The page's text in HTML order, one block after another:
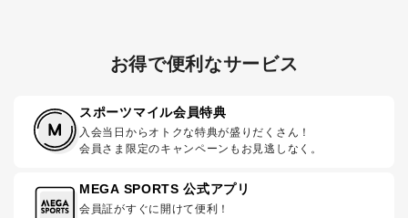
お得で便利なサービス
スポーツマイル会員特典
入会当日からオトクな特典が盛りだくさん！
会員さま限定のキャンペーンもお見逃しなく。
MEGA SPORTS 公式アプリ
会員証がすぐに開けて便利！